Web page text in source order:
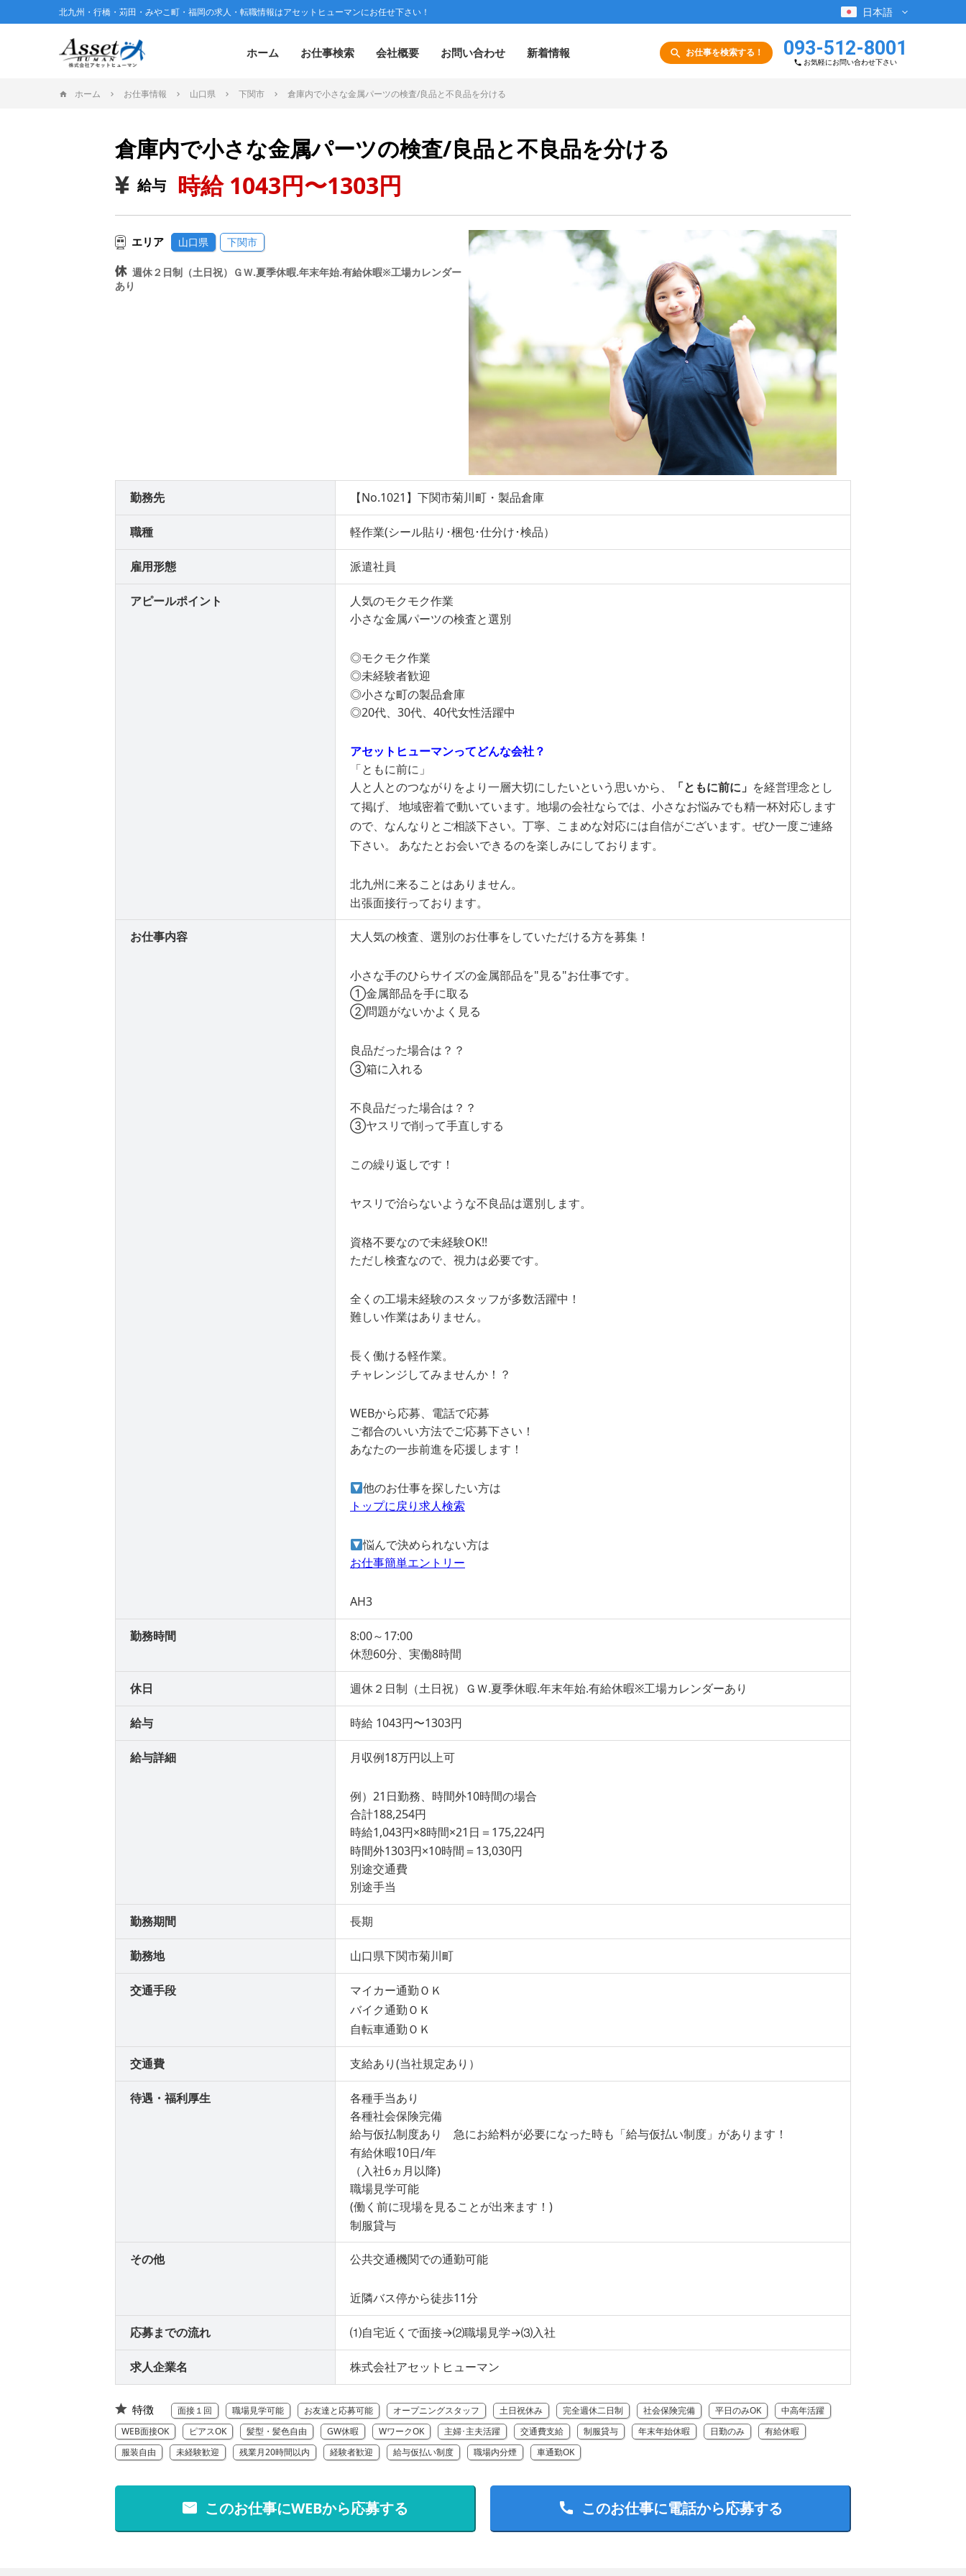
北九州・行橋・苅田・みやこ町・福岡の求人・転職情報はアセットヒューマンにお任せ下さい！ 日本語
ホーム お仕事検索 会社概要 お問い合わせ 新着情報 お仕事を検索する！ 093-512-8001
お気軽にお問い合わせ下さい
ホーム お仕事情報 山口県 下関市 倉庫内で小さな金属パーツの検査/良品と不良品を分ける
倉庫内で小さな金属パーツの検査/良品と不良品を分ける
給与 時給 1043円〜1303円
エリア 山口県 下関市
週休２日制（土日祝）ＧＷ.夏季休暇.年末年始.有給休暇※工場カレンダー
あり
勤務先 【No.1021】下関市菊川町・製品倉庫
職種 軽作業(シール貼り･梱包･仕分け･検品）
雇用形態 派遣社員
アピールポイント
人気のモクモク作業
小さな金属パーツの検査と選別
◎モクモク作業
◎未経験者歓迎
◎小さな町の製品倉庫
◎20代、30代、40代女性活躍中
アセットヒューマンってどんな会社？
「ともに前に」
人と人とのつながりをより一層大切にしたいという思いから、
「ともに前に」 を経営理念とし
て掲げ、 地域密着で動いています。地場の会社ならでは、小さなお悩みでも精一杯対応します
ので、なんなりとご相談下さい。丁寧、こまめな対応には自信がございます。ぜひ一度ご連絡
下さい。 あなたとお会いできるのを楽しみにしております。
北九州に来ることはありません。
出張面接行っております。
お仕事内容 大人気の検査、選別のお仕事をしていただける方を募集！
小さな手のひらサイズの金属部品を"見る"お仕事です。
①金属部品を手に取る
②問題がないかよく見る
良品だった場合は？？
③箱に入れる
不良品だった場合は？？
③ヤスリで削って手直しする
この繰り返しです！
ヤスリで治らないような不良品は選別します。
資格不要なので未経験OK!!
ただし検査なので、視力は必要です。
全くの工場未経験のスタッフが多数活躍中！
難しい作業はありません。
長く働ける軽作業。
チャレンジしてみませんか！？
WEBから応募、電話で応募
ご都合のいい方法でご応募下さい！
あなたの一歩前進を応援します！
他のお仕事を探したい方は
トップに戻り求人検索
悩んで決められない方は
お仕事簡単エントリー
AH3
勤務時間
8:00～17:00
休憩60分、実働8時間
休日 週休２日制（土日祝）ＧＷ.夏季休暇.年末年始.有給休暇※工場カレンダーあり
給与 時給 1043円〜1303円
給与詳細 月収例18万円以上可
例）21日勤務、時間外10時間の場合
合計188,254円
時給1,043円×8時間×21日＝175,224円
時間外1303円×10時間＝13,030円
別途交通費
別途手当
勤務期間 長期
勤務地 山口県下関市菊川町
交通手段
マイカー通勤ＯＫ
バイク通勤ＯＫ
自転車通勤ＯＫ
交通費 支給あり(当社規定あり）
待遇・福利厚生
各種手当あり
各種社会保険完備
給与仮払制度あり 急にお給料が必要になった時も「給与仮払い制度」があります！
有給休暇10日/年
（入社6ヵ月以降)
職場見学可能
(働く前に現場を見ることが出来ます！)
制服貸与
その他 公共交通機関での通勤可能
近隣バス停から徒歩11分
応募までの流れ ⑴自宅近くで面接→⑵職場見学→⑶入社
求人企業名 株式会社アセットヒューマン
特徴 面接１回 職場見学可能 お友達と応募可能 オープニングスタッフ 土日祝休み 完全週休二日制 社会保険完備 平日のみOK
中高年活躍
WEB面接OK
ピアスOK 髪型・髪色自由 GW休暇 WワークOK 主婦･主夫活躍 交通費支給 制服貸与 年末年始休暇 日勤のみ
有給休暇
服装自由
未経験歓迎 残業月20時間以内 経験者歓迎 給与仮払い制度 職場内分煙 車通勤OK
このお仕事にWEBから応募する このお仕事に電話から応募する